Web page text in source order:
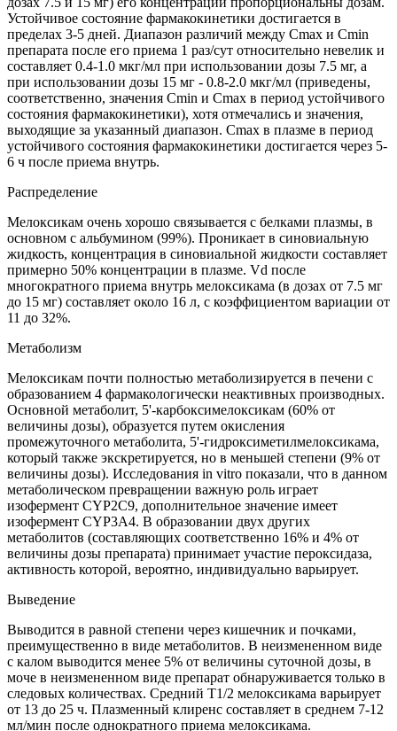
Устойчивое состояние фармакокинетики достигается в
пределах 3-5 дней. Диапазон различий между Cmax и Cmin
препарата после его приема 1 раз/сут относительно невелик и
составляет 0.4-1.0 мкг/мл при использовании дозы 7.5 мг, а
при использовании дозы 15 мг - 0.8-2.0 мкг/мл (приведены,
соответственно, значения Cmin и Cmax в период устойчивого
состояния фармакокинетики), хотя отмечались и значения,
выходящие за указанный диапазон. Cmax в плазме в период
устойчивого состояния фармакокинетики достигается через 5-
6 ч после приема внутрь.
Распределение
Мелоксикам очень хорошо связывается с белками плазмы, в
основном с альбумином (99%). Проникает в синовиальную
жидкость, концентрация в синовиальной жидкости составляет
примерно 50% концентрации в плазме. Vd после
многократного приема внутрь мелоксикама (в дозах от 7.5 мг
до 15 мг) составляет около 16 л, с коэффициентом вариации от
11 до 32%.
Метаболизм
Мелоксикам почти полностью метаболизируется в печени с
образованием 4 фармакологически неактивных производных.
Основной метаболит, 5'-карбоксимелоксикам (60% от
величины дозы), образуется путем окисления
промежуточного метаболита, 5'-гидроксиметилмелоксикама,
который также экскретируется, но в меньшей степени (9% от
величины дозы). Исследования in vitro показали, что в данном
метаболическом превращении важную роль играет
изофермент CYP2C9, дополнительное значение имеет
изофермент CYP3A4. В образовании двух других
метаболитов (составляющих соответственно 16% и 4% от
величины дозы препарата) принимает участие пероксидаза,
активность которой, вероятно, индивидуально варьирует.
Выведение
Выводится в равной степени через кишечник и почками,
преимущественно в виде метаболитов. В неизмененном виде
с калом выводится менее 5% от величины суточной дозы, в
моче в неизмененном виде препарат обнаруживается только в
следовых количествах. Средний T1/2 мелоксикама варьирует
от 13 до 25 ч. Плазменный клиренс составляет в среднем 7-12
мл/мин после однократного приема мелоксикама.